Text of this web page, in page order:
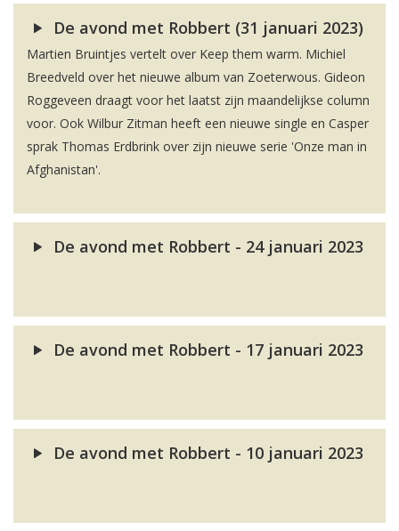
De avond met Robbert (31 januari 2023)
Martien Bruintjes vertelt over Keep them warm. Michiel
Breedveld over het nieuwe album van Zoeterwous. Gideon
Roggeveen draagt voor het laatst zijn maandelijkse column
voor. Ook Wilbur Zitman heeft een nieuwe single en Casper
sprak Thomas Erdbrink over zijn nieuwe serie 'Onze man in
Afghanistan'.
De avond met Robbert - 24 januari 2023
De avond met Robbert - 17 januari 2023
De avond met Robbert - 10 januari 2023